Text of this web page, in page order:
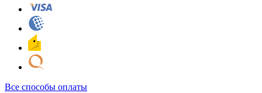
Все способы оплаты